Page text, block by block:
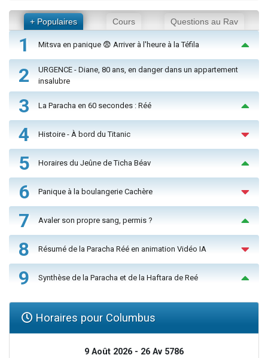
+ Populaires Cours Questions au Rav
1 Mitsva en panique 😨 Arriver à l'heure à la Téfila
2
URGENCE - Diane, 80 ans, en danger dans un appartement
insalubre
3 La Paracha en 60 secondes : Réé
4 Histoire - À bord du Titanic
5 Horaires du Jeûne de Ticha Béav
6 Panique à la boulangerie Cachère
7 Avaler son propre sang, permis ?
8 Résumé de la Paracha Réé en animation Vidéo IA
9 Synthèse de la Paracha et de la Haftara de Reé
Horaires pour Columbus
9 Août 2026 - 26 Av 5786